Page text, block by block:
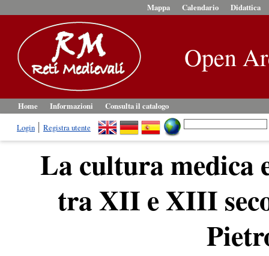
Mappa Calendario Didattica
Open
Home Informazioni
Consulta il catalogo
Login
Registra utente
La cultura medica
tra XII e XIII